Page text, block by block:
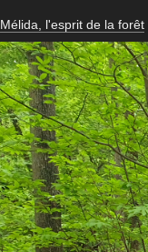
Mélida, l'esprit de la forêt